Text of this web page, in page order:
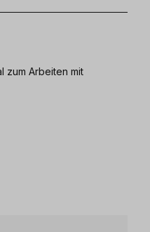
zum Arbeiten mit